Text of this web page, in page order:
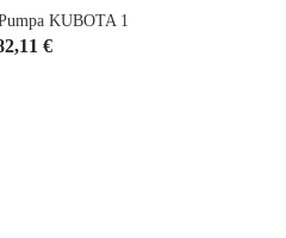
KUBOTA 1
€